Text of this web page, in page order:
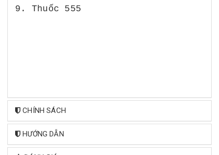
9. Thuốc 555
CHÍNH SÁCH
HƯỚNG DẪN